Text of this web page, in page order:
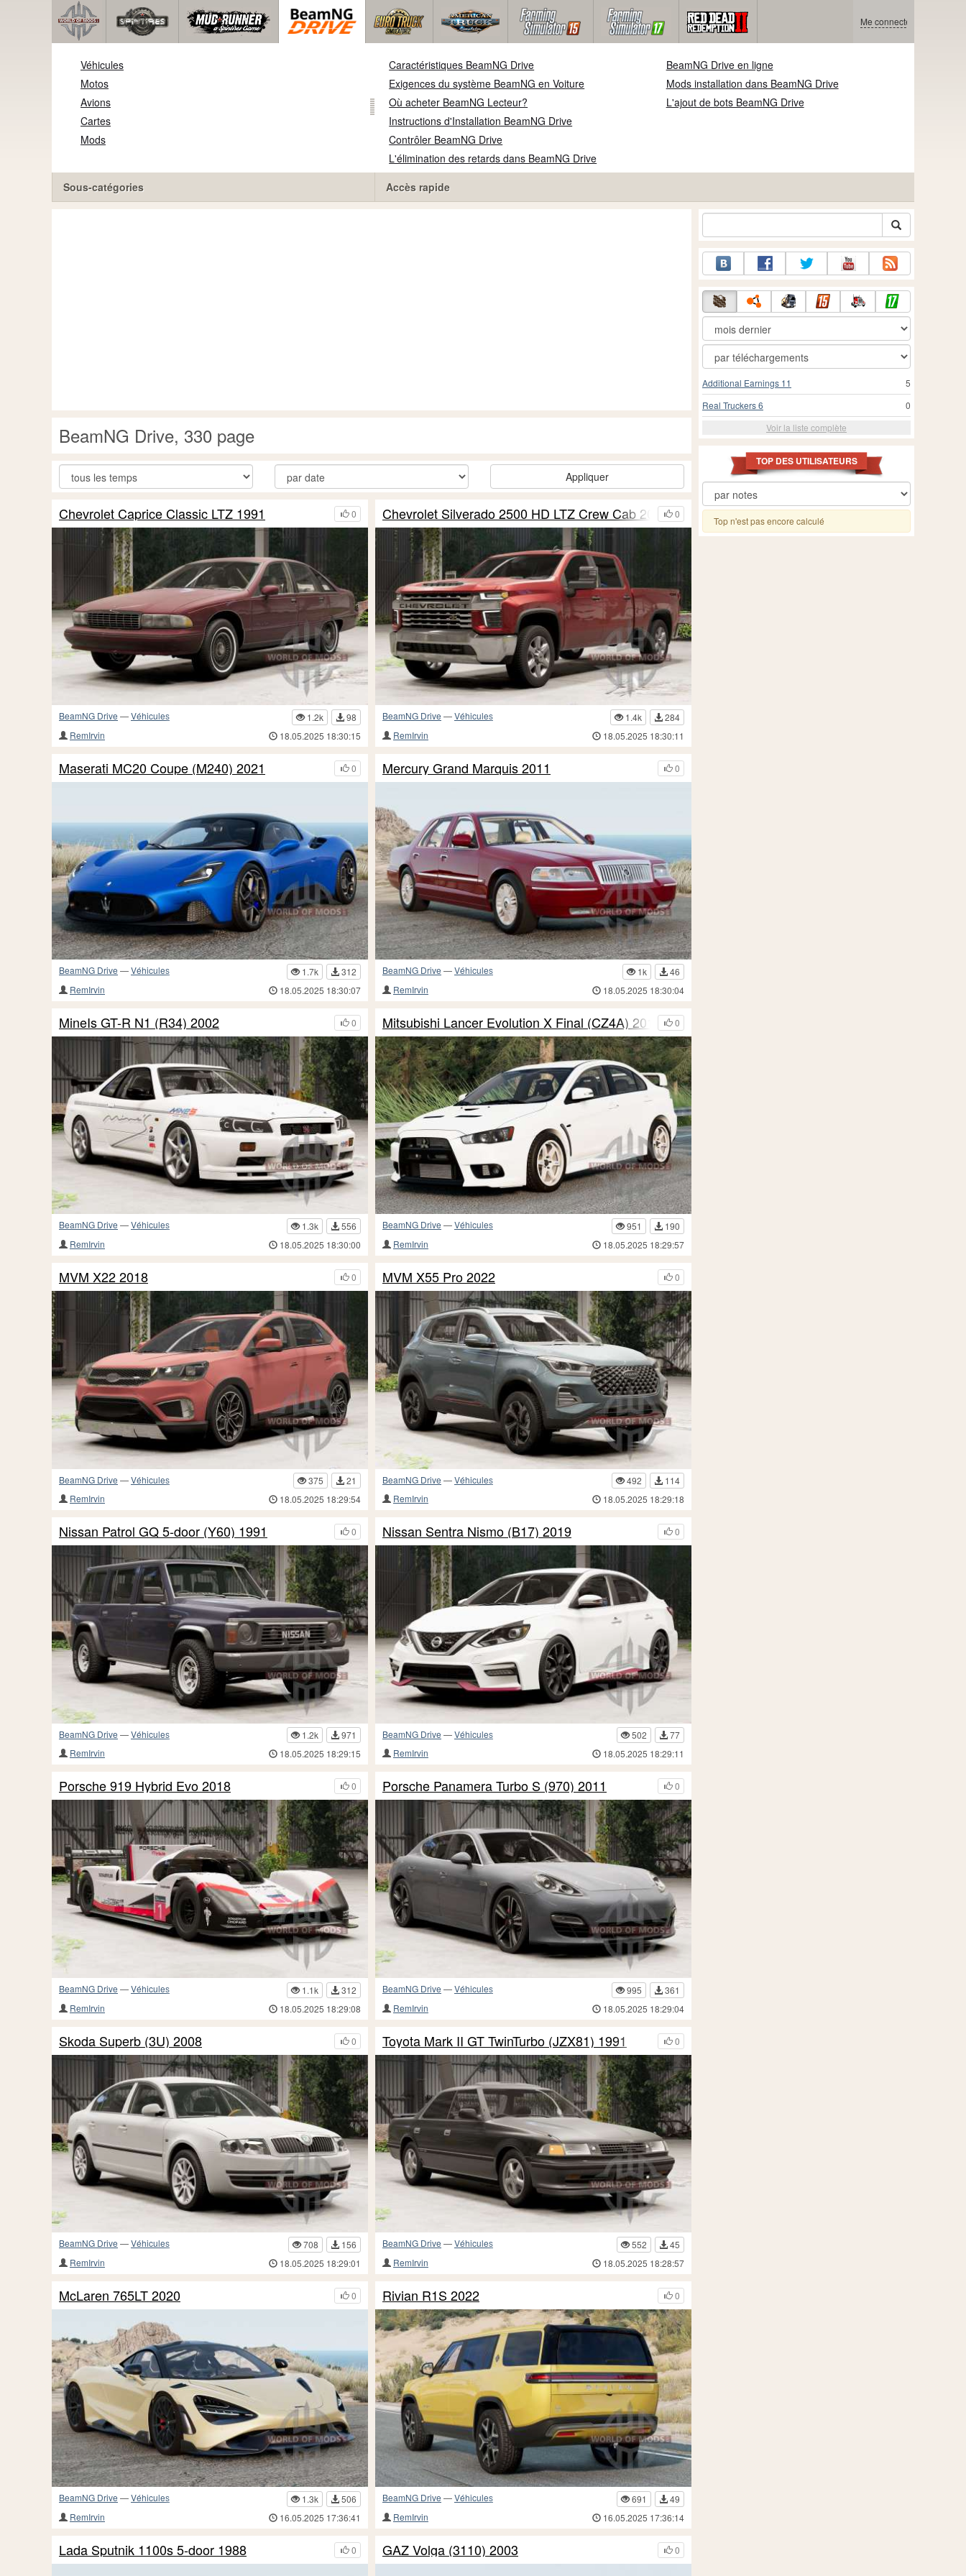
Me connecter
Véhicules
Motos
Avions
Cartes
Mods
Sous-catégories
Caractéristiques BeamNG Drive
Exigences du système BeamNG en Voiture
Où acheter BeamNG Lecteur?
Instructions d'Installation BeamNG Drive
Contrôler BeamNG Drive
L'élimination des retards dans BeamNG Drive
BeamNG Drive en ligne
Mods installation dans BeamNG Drive
L'ajout de bots BeamNG Drive
Accès rapide
BeamNG Drive, 330 page
Appliquer
0
Chevrolet Caprice Classic LTZ 1991
BeamNG Drive —Véhicules 1.2k
98
RemIrvin
18.05.2025 18:30:15
0
Chevrolet Silverado 2500 HD LTZ Crew Cab 2023
BeamNG Drive —Véhicules 1.4k
284
RemIrvin
18.05.2025 18:30:11
0
Maserati MC20 Coupe (M240) 2021
BeamNG Drive —Véhicules 1.7k
312
RemIrvin
18.05.2025 18:30:07
0
Mercury Grand Marquis 2011
BeamNG Drive —Véhicules 1k
46
RemIrvin
18.05.2025 18:30:04
0
MineIs GT-R N1 (R34) 2002
BeamNG Drive —Véhicules 1.3k
556
RemIrvin
18.05.2025 18:30:00
0
Mitsubishi Lancer Evolution X Final (CZ4A) 2015
BeamNG Drive —Véhicules 951
190
RemIrvin
18.05.2025 18:29:57
0
MVM X22 2018
BeamNG Drive —Véhicules 375
21
RemIrvin
18.05.2025 18:29:54
0
MVM X55 Pro 2022
BeamNG Drive —Véhicules 492
114
RemIrvin
18.05.2025 18:29:18
0
Nissan Patrol GQ 5-door (Y60) 1991
BeamNG Drive —Véhicules 1.2k
971
RemIrvin
18.05.2025 18:29:15
0
Nissan Sentra Nismo (B17) 2019
BeamNG Drive —Véhicules 502
77
RemIrvin
18.05.2025 18:29:11
0
Porsche 919 Hybrid Evo 2018
BeamNG Drive —Véhicules 1.1k
312
RemIrvin
18.05.2025 18:29:08
0
Porsche Panamera Turbo S (970) 2011
BeamNG Drive —Véhicules 995
361
RemIrvin
18.05.2025 18:29:04
0
Skoda Superb (3U) 2008
BeamNG Drive —Véhicules 708
156
RemIrvin
18.05.2025 18:29:01
0
Toyota Mark II GT TwinTurbo (JZX81) 1991
BeamNG Drive —Véhicules 552
45
RemIrvin
18.05.2025 18:28:57
0
McLaren 765LT 2020
BeamNG Drive —Véhicules 1.3k
506
RemIrvin
16.05.2025 17:36:41
0
Rivian R1S 2022
BeamNG Drive —Véhicules 691
49
RemIrvin
16.05.2025 17:36:14
0
Lada Sputnik 1100s 5-door 1988 0
GAZ Volga (3110) 2003
5
Additional Earnings 11
0
Real Truckers 6
Voir la liste complète
TOP DES UTILISATEURS
Top n'est pas encore calculé